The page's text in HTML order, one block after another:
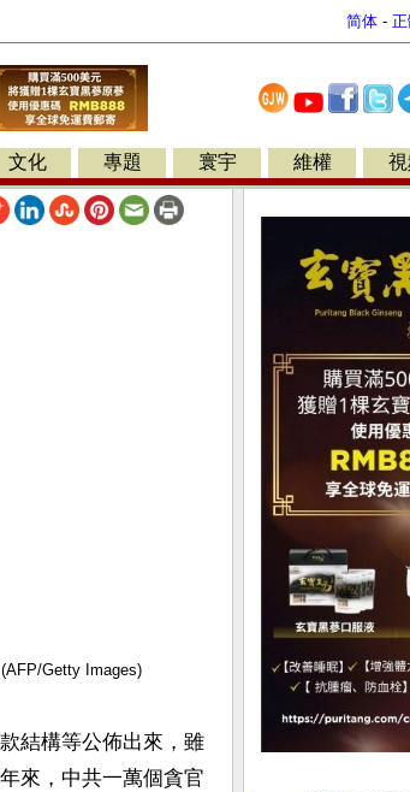
简体 - 正
文化 專題 寰宇 維權
Getty Images)
結構等公佈出來，雖
來，中共一萬個貪官